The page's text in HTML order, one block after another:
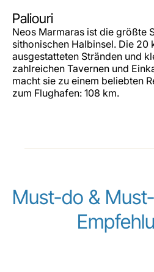
Paliouri
Neos Marmaras ist die größte
sithonischen Halbinsel. Die 20
ausgestatteten Stränden und
zahlreichen Tavernen und
macht sie zu einem beliebten
zum Flughafen: 108 km.
Must-do &